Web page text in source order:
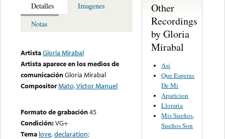
Detalles
Imagenes
Notas
ArtistaGloria Mirabal
Artista aparece en los medios de
comunicaciónGloria Mirabal
CompositorMato, Victor Manuel
Formato de grabación45
Condición:VG+
Tema love,declaration;
Other
Recordings
by Gloria
Mirabal
Asi
Que Esperas
De Mi
Aparicion
Lloraria
Mis Sueños,
Sueños Son